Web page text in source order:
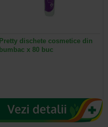
Pretty dischete cosmetice din
bumbac x 80 buc